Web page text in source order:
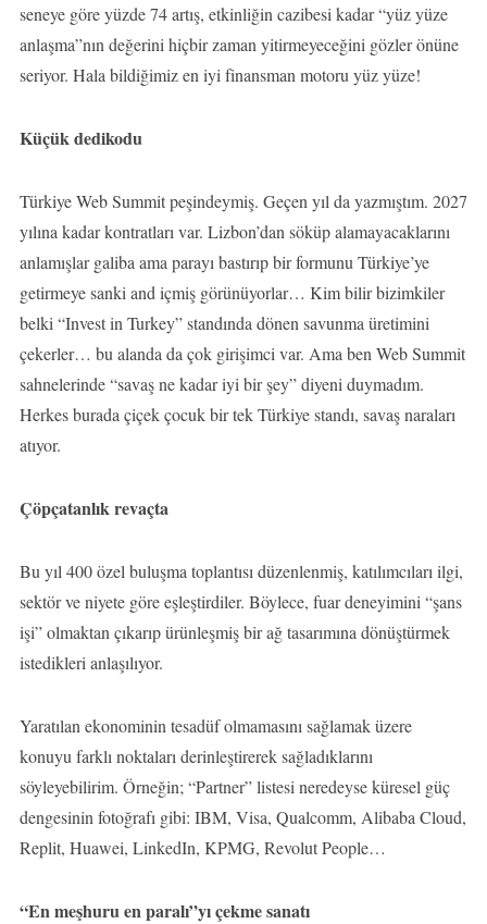
seneye göre yüzde 74 artış, etkinliğin cazibesi kadar “yüz yüze
anlaşma”nın değerini hiçbir zaman yitirmeyeceğini gözler önüne
seriyor. Hala bildiğimiz en iyi finansman motoru yüz yüze!
Küçük dedikodu
Türkiye Web Summit peşindeymiş. Geçen yıl da yazmıştım. 2027
yılına kadar kontratları var. Lizbon’dan söküp alamayacaklarını
anlamışlar galiba ama parayı bastırıp bir formunu Türkiye’ye
getirmeye sanki and içmiş görünüyorlar… Kim bilir bizimkiler
belki “Invest in Turkey” standında dönen savunma üretimini
çekerler… bu alanda da çok girişimci var. Ama ben Web Summit
sahnelerinde “savaş ne kadar iyi bir şey” diyeni duymadım.
Herkes burada çiçek çocuk bir tek Türkiye standı, savaş naraları
atıyor.
Çöpçatanlık revaçta
Bu yıl 400 özel buluşma toplantısı düzenlenmiş, katılımcıları ilgi,
sektör ve niyete göre eşleştirdiler. Böylece, fuar deneyimini “şans
işi” olmaktan çıkarıp ürünleşmiş bir ağ tasarımına dönüştürmek
istedikleri anlaşılıyor.
Yaratılan ekonominin tesadüf olmamasını sağlamak üzere
konuyu farklı noktaları derinleştirerek sağladıklarını
söyleyebilirim. Örneğin; “Partner” listesi neredeyse küresel güç
dengesinin fotoğrafı gibi: IBM, Visa, Qualcomm, Alibaba Cloud,
Replit, Huawei, LinkedIn, KPMG, Revolut People…
“En meşhuru en paralı”yı çekme sanatı